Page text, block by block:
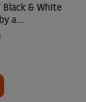
Black & White
a...